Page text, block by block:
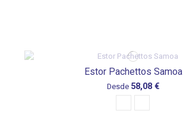
Estor Pachettos Samoa
Desde 58,08 €